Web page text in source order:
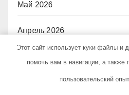
Май 2026
Апрель 2026
Февраль 2026
Этот сайт использует куки-файлы и
помочь вам в навигации, а также
пользовательский опыт.